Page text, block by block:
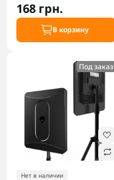
168 грн.
В корзину
Под заказ
Нет в наличии